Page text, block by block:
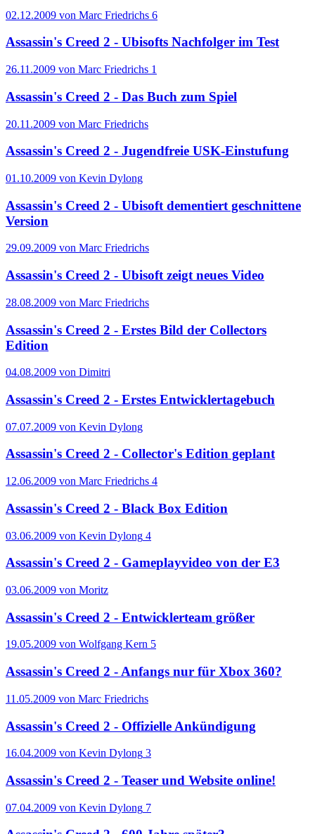
02.12.2009 von Marc Friedrichs 6
Assassin's Creed 2 - Ubisofts Nachfolger im Test
26.11.2009 von Marc Friedrichs 1
Assassin's Creed 2 - Das Buch zum Spiel
20.11.2009 von Marc Friedrichs
Assassin's Creed 2 - Jugendfreie USK-Einstufung
01.10.2009 von Kevin Dylong
Assassin's Creed 2 - Ubisoft dementiert geschnittene
Version
29.09.2009 von Marc Friedrichs
Assassin's Creed 2 - Ubisoft zeigt neues Video
28.08.2009 von Marc Friedrichs
Assassin's Creed 2 - Erstes Bild der Collectors
Edition
04.08.2009 von Dimitri
Assassin's Creed 2 - Erstes Entwicklertagebuch
07.07.2009 von Kevin Dylong
Assassin's Creed 2 - Collector's Edition geplant
12.06.2009 von Marc Friedrichs 4
Assassin's Creed 2 - Black Box Edition
03.06.2009 von Kevin Dylong 4
Assassin's Creed 2 - Gameplayvideo von der E3
03.06.2009 von Moritz
Assassin's Creed 2 - Entwicklerteam größer
19.05.2009 von Wolfgang Kern 5
Assassin's Creed 2 - Anfangs nur für Xbox 360?
11.05.2009 von Marc Friedrichs
Assassin's Creed 2 - Offizielle Ankündigung
16.04.2009 von Kevin Dylong 3
Assassin's Creed 2 - Teaser und Website online!
07.04.2009 von Kevin Dylong 7